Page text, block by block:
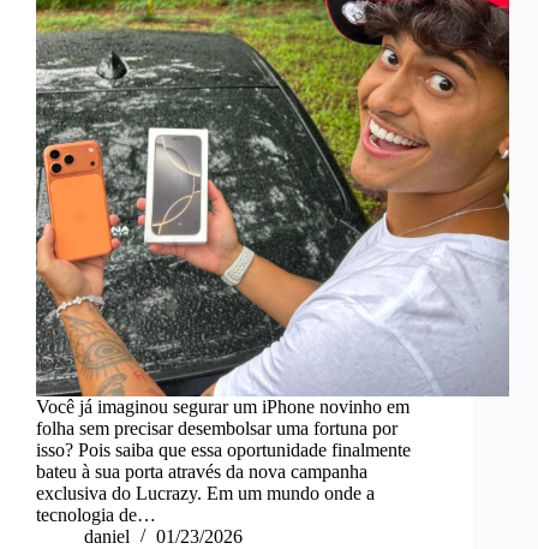
Você já imaginou segurar um iPhone novinho em
folha sem precisar desembolsar uma fortuna por
isso? Pois saiba que essa oportunidade finalmente
bateu à sua porta através da nova campanha
exclusiva do Lucrazy. Em um mundo onde a
tecnologia de…
daniel
01/23/2026